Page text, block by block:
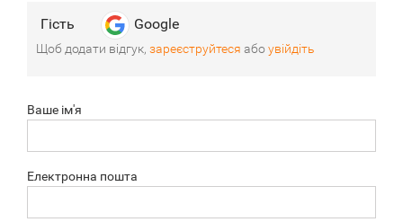
Гість Google
Щоб додати відгук, зареєструйтеся абоувійдіть
Ваше ім'я
Електронна пошта